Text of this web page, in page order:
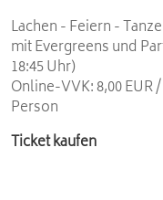
Lachen - Feiern -
mit Evergreens und
18:45 Uhr)
Online-VVK: 8,00 EUR
Person
Ticket kaufen